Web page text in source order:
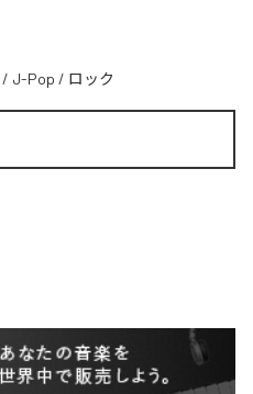
/ J-Pop / ロック